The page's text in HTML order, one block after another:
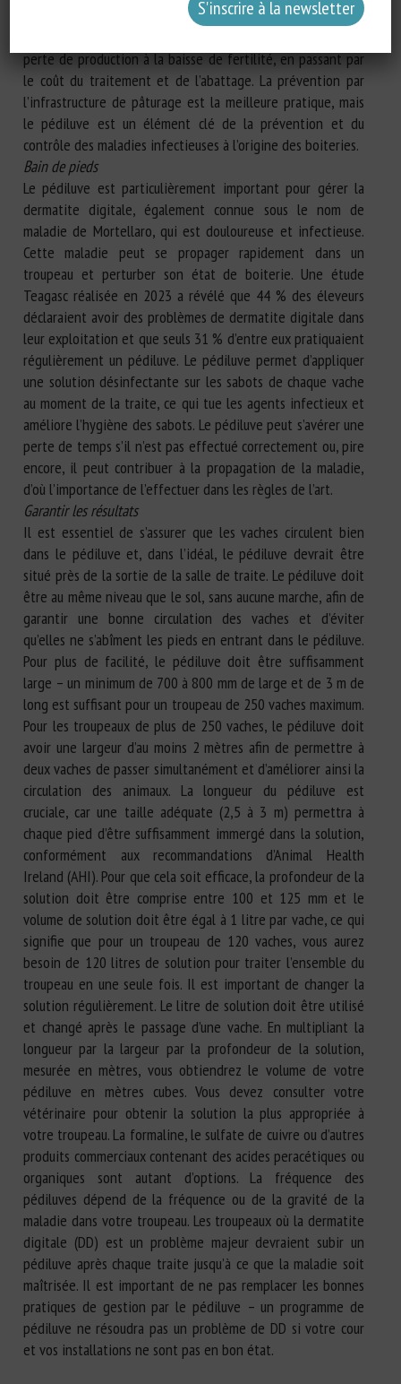
élevé de formation de kystes ovariens. Un seul cas de
perte de production à la baisse de fertilité, en passant par
le coût du traitement et de l’abattage. La prévention par
l’infrastructure de pâturage est la meilleure pratique, mais
le pédiluve est un élément clé de la prévention et du
contrôle des maladies infectieuses à l’origine des boiteries.
Bain de pieds
Le pédiluve est particulièrement important pour gérer la
dermatite digitale, également connue sous le nom de
maladie de Mortellaro, qui est douloureuse et infectieuse.
Cette maladie peut se propager rapidement dans un
troupeau et perturber son état de boiterie. Une étude
Teagasc réalisée en 2023 a révélé que 44 % des éleveurs
déclaraient avoir des problèmes de dermatite digitale dans
leur exploitation et que seuls 31 % d’entre eux pratiquaient
régulièrement un pédiluve. Le pédiluve permet d’appliquer
une solution désinfectante sur les sabots de chaque vache
au moment de la traite, ce qui tue les agents infectieux et
améliore l’hygiène des sabots. Le pédiluve peut s’avérer une
perte de temps s’il n’est pas effectué correctement ou, pire
encore, il peut contribuer à la propagation de la maladie,
d’où l’importance de l’effectuer dans les règles de l’art.
Garantir les résultats
Il est essentiel de s’assurer que les vaches circulent bien
dans le pédiluve et, dans l’idéal, le pédiluve devrait être
situé près de la sortie de la salle de traite. Le pédiluve doit
être au même niveau que le sol, sans aucune marche, afin de
garantir une bonne circulation des vaches et d’éviter
qu’elles ne s’abîment les pieds en entrant dans le pédiluve.
Pour plus de facilité, le pédiluve doit être suffisamment
large – un minimum de 700 à 800 mm de large et de 3 m de
long est suffisant pour un troupeau de 250 vaches maximum.
Pour les troupeaux de plus de 250 vaches, le pédiluve doit
avoir une largeur d’au moins 2 mètres afin de permettre à
deux vaches de passer simultanément et d’améliorer ainsi la
circulation des animaux. La longueur du pédiluve est
cruciale, car une taille adéquate (2,5 à 3 m) permettra à
chaque pied d’être suffisamment immergé dans la solution,
conformément aux recommandations d’Animal Health
Ireland (AHI). Pour que cela soit efficace, la profondeur de la
solution doit être comprise entre 100 et 125 mm et le
volume de solution doit être égal à 1 litre par vache, ce qui
signifie que pour un troupeau de 120 vaches, vous aurez
besoin de 120 litres de solution pour traiter l’ensemble du
troupeau en une seule fois. Il est important de changer la
solution régulièrement. Le litre de solution doit être utilisé
et changé après le passage d’une vache. En multipliant la
longueur par la largeur par la profondeur de la solution,
mesurée en mètres, vous obtiendrez le volume de votre
pédiluve en mètres cubes. Vous devez consulter votre
vétérinaire pour obtenir la solution la plus appropriée à
votre troupeau. La formaline, le sulfate de cuivre ou d’autres
produits commerciaux contenant des acides peracétiques ou
organiques sont autant d’options. La fréquence des
pédiluves dépend de la fréquence ou de la gravité de la
maladie dans votre troupeau. Les troupeaux où la dermatite
digitale (DD) est un problème majeur devraient subir un
pédiluve après chaque traite jusqu’à ce que la maladie soit
maîtrisée. Il est important de ne pas remplacer les bonnes
pratiques de gestion par le pédiluve – un programme de
pédiluve ne résoudra pas un problème de DD si votre cour
et vos installations ne sont pas en bon état.